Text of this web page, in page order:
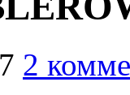
2